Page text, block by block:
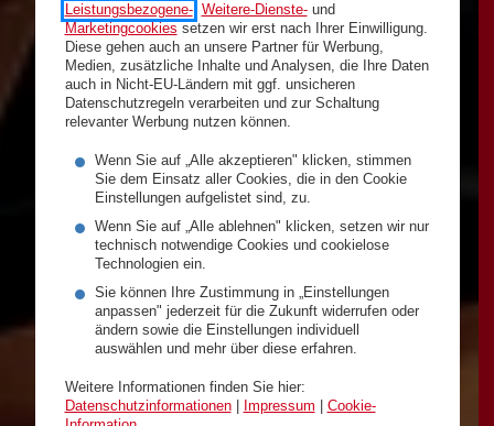
Leistungsbezogene-, Weitere-Dienste-und
Marketingcookies setzen wir erst nach Ihrer Einwilligung.
Diese gehen auch an unsere Partner für Werbung,
Medien, zusätzliche Inhalte und Analysen, die Ihre Daten
auch in Nicht-EU-Ländern mit ggf. unsicheren
Datenschutzregeln verarbeiten und zur Schaltung
relevanter Werbung nutzen können.
Wenn Sie auf „Alle akzeptieren" klicken, stimmen
Sie dem Einsatz aller Cookies, die in den Cookie
Einstellungen aufgelistet sind, zu.
Wenn Sie auf „Alle ablehnen" klicken, setzen wir nur
technisch notwendige Cookies und cookielose
Technologien ein.
Sie können Ihre Zustimmung in „Einstellungen
anpassen" jederzeit für die Zukunft widerrufen oder
ändern sowie die Einstellungen individuell
auswählen und mehr über diese erfahren.
Weitere Informationen finden Sie hier:
Datenschutzinformationen| Impressum
Cookie-